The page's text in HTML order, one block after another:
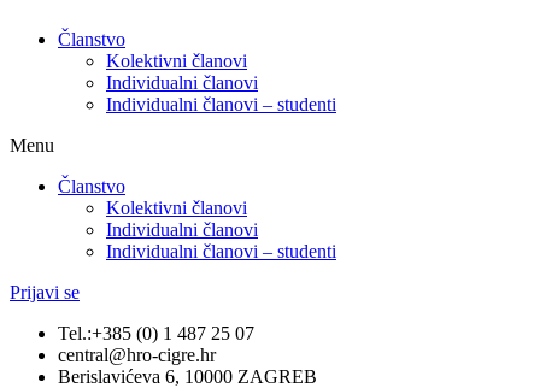
Članstvo
Kolektivni članovi
Individualni članovi
Individualni članovi – studenti
Menu
Članstvo
Kolektivni članovi
Individualni članovi
Individualni članovi – studenti
Prijavi se
Tel.:+385 (0) 1 487 25 07
central@hro-cigre.hr
Berislavićeva 6, 10000 ZAGREB